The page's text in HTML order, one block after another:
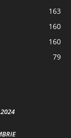
163
160
160
79